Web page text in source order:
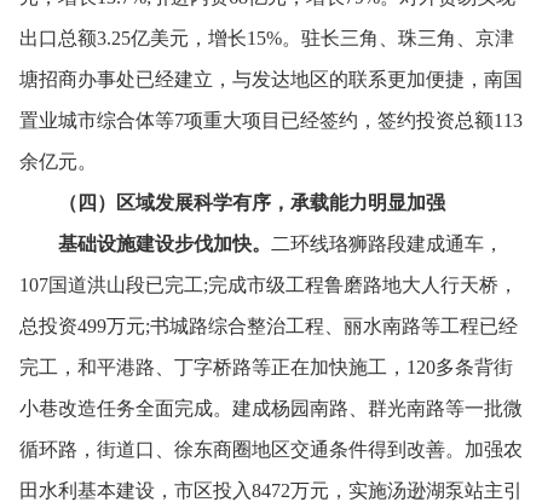
出口总额3.25亿美元， 增长15%。 驻长三角、 珠三角、 京津
塘招商办事处已经建立， 与发达地区的联系更加便捷， 南国
置业城市综合体等7项重大项目已经签约， 签约投资总额113
余亿元。
（四）区域发展科学有序， 承载能力明显加强
基础设施建设步伐加快。
二环线珞狮路段建成通车，
107国道洪山段已完工;完成市级工程鲁磨路地大人行天桥，
总投资499万元;书城路综合整治工程、 丽水南路等工程已经
完工， 和平港路、 丁字桥路等正在加快施工， 120多条背街
小巷改造任务全面完成。 建成杨园南路、 群光南路等一批微
循环路， 街道口、 徐东商圈地区交通条件得到改善。 加强农
田水利基本建设， 市区投入8472万元， 实施汤逊湖泵站主引